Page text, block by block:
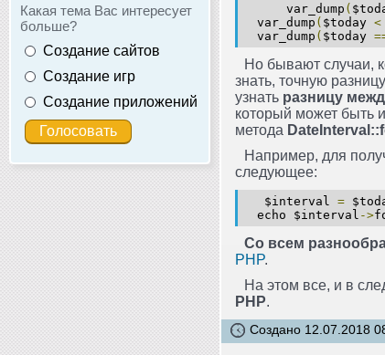
Какая тема Вас интересует
больше?
Создание сайтов
Создание игр
Создание приложений
var_dump (
var_dump ( $today <
var_dump ( $today
Но бывают случаи,
знать, точную
узнать разницу
который может быть
метода
Например, для
следующее:
$interval =
echo $interval ->
Со всем
PHP.
На этом все, и в
PHP.
Создано 12.07.2018